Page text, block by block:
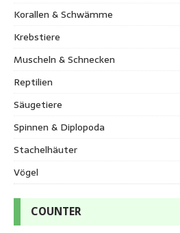
Korallen & Schwämme
Krebstiere
Muscheln & Schnecken
Reptilien
Säugetiere
Spinnen & Diplopoda
Stachelhäuter
Vögel
COUNTER